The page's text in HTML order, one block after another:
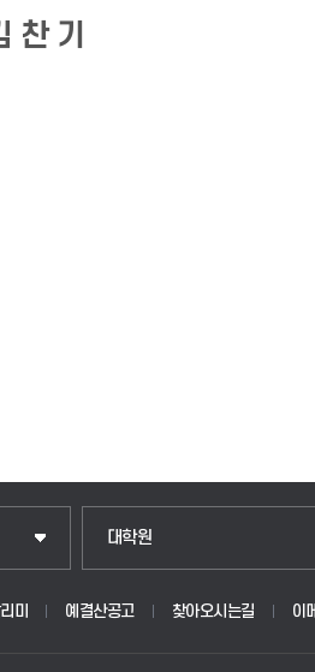
찬 기
대학원
미 예결산공고 찾아오시는길 이